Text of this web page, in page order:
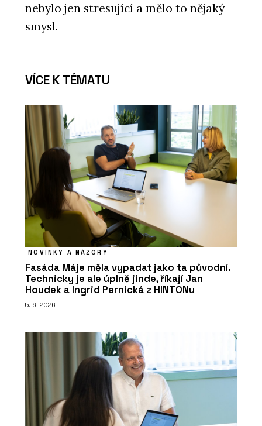
nebylo jen stresující a mělo to nějaký
smysl.
VÍCE K TÉMATU
NOVINKY A NÁZORY
Fasáda Máje měla vypadat jako ta původní.
Technicky je ale úplně jinde, říkají Jan
Houdek a Ingrid Pernická z HINTONu
5. 6. 2026